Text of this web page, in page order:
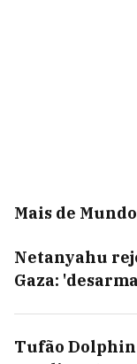
Mais de Mundo
Netanyahu
Gaza:
Tufão Dolphin